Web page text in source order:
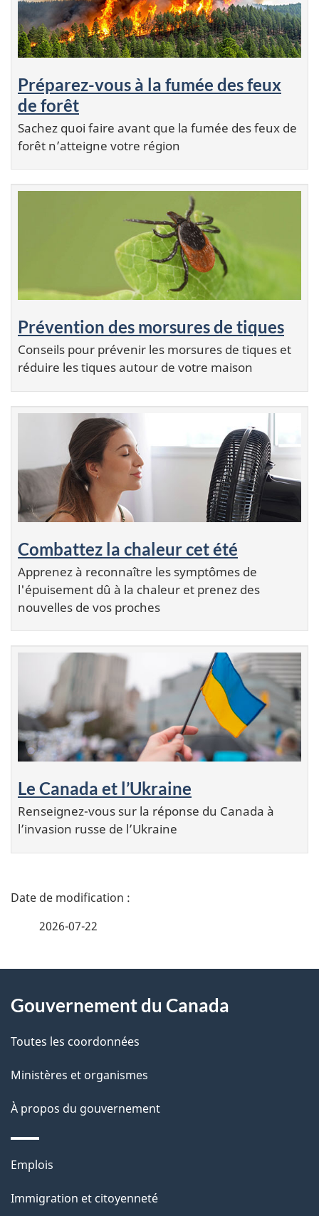
Préparez-vous à la fumée des feux
de forêt
Sachez quoi faire avant que la fumée des feux de
forêt n’atteigne votre région
Prévention des morsures de tiques
Conseils pour prévenir les morsures de tiques et
réduire les tiques autour de votre maison
Combattez la chaleur cet été
Apprenez à reconnaître les symptômes de
l'épuisement dû à la chaleur et prenez des
nouvelles de vos proches
Le Canada et l’Ukraine
Renseignez-vous sur la réponse du Canada à
l’invasion russe de l’Ukraine
D
a
l
s
e
l
a
g
2026-07-22
propos
ce
site
Gouvernement du Canada
Toutes les coordonnées
Ministères et organismes
À propos du gouvernement
Thèmes
sujets
Emplois
Immigration et citoyenneté